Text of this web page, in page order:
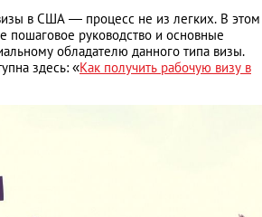
в США — процесс не из легких. В этом
пошаговое руководство и основные
обладателю данного типа визы.
здесь: «Как получить рабочую визу в